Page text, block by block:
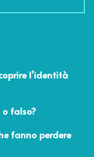
l’identità
falso?
fanno perdere